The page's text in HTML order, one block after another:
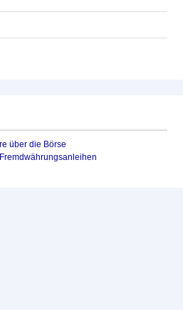
über die Börse